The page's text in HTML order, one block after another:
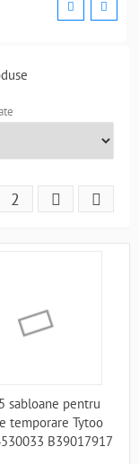
2
sabloane pentru
temporare Tytoo
B39017917